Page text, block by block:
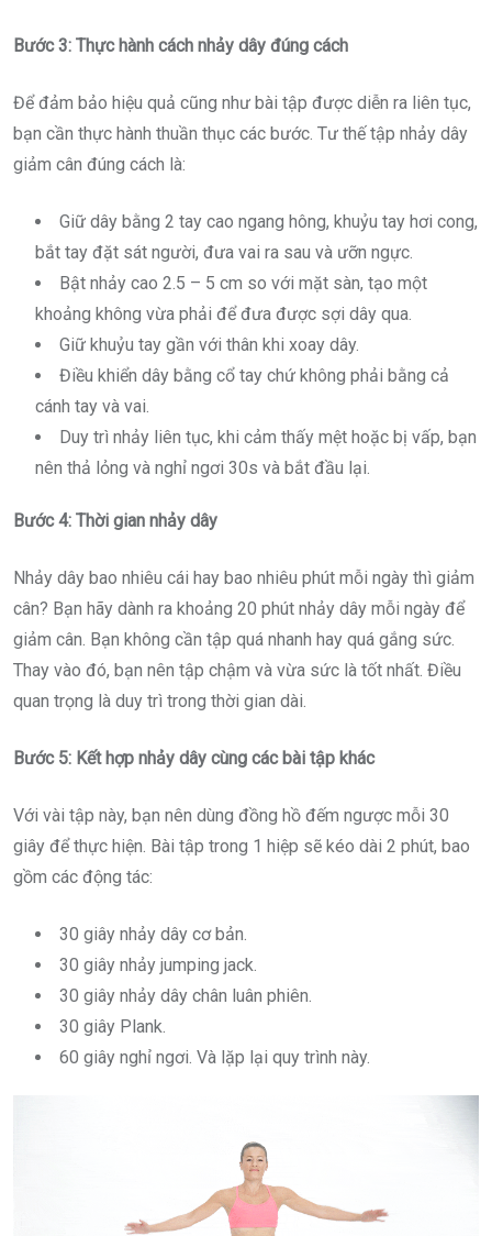
Bước 3: Thực hành cách nhảy dây đúng cách
Để đảm bảo hiệu quả cũng như bài tập được diễn ra liên tục,
bạn cần thực hành thuần thục các bước. Tư thế tập nhảy dây
giảm cân đúng cách là:
Giữ dây bằng 2 tay cao ngang hông, khuỷu tay hơi cong,
bắt tay đặt sát người, đưa vai ra sau và ưỡn ngực.
Bật nhảy cao 2.5 – 5 cm so với mặt sàn, tạo một
khoảng không vừa phải để đưa được sợi dây qua.
Giữ khuỷu tay gần với thân khi xoay dây.
Điều khiển dây bằng cổ tay chứ không phải bằng cả
cánh tay và vai.
Duy trì nhảy liên tục, khi cảm thấy mệt hoặc bị vấp, bạn
nên thả lỏng và nghỉ ngơi 30s và bắt đầu lại.
Bước 4: Thời gian nhảy dây
Nhảy dây bao nhiêu cái hay bao nhiêu phút mỗi ngày thì giảm
cân? Bạn hãy dành ra khoảng 20 phút nhảy dây mỗi ngày để
giảm cân. Bạn không cần tập quá nhanh hay quá gắng sức.
Thay vào đó, bạn nên tập chậm và vừa sức là tốt nhất. Điều
quan trọng là duy trì trong thời gian dài.
Bước 5: Kết hợp nhảy dây cùng các bài tập khác
Với vài tập này, bạn nên dùng đồng hồ đếm ngược mỗi 30
giây để thực hiện. Bài tập trong 1 hiệp sẽ kéo dài 2 phút, bao
gồm các động tác:
30 giây nhảy dây cơ bản.
30 giây nhảy jumping jack.
30 giây nhảy dây chân luân phiên.
30 giây Plank.
60 giây nghỉ ngơi. Và lặp lại quy trình này.